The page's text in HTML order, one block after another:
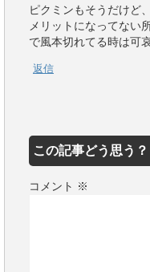
ピクミンもそうだけど
メリットになってない
で風本切れてる時は可
返信
この記事どう思う？
コメント ※